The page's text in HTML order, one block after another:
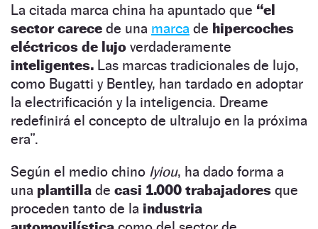
La citada marca china ha apuntado que “el
sector carece de una marca de hipercoches
eléctricos de lujo verdaderamente
inteligentes. Las marcas tradicionales de lujo,
como Bugatti y Bentley, han tardado en adoptar
la electrificación y la inteligencia. Dreame
redefinirá el concepto de ultralujo en la próxima
era”.
Según el medio chino Iyiou, ha dado forma a
una plantilla de casi 1.000 trabajadores que
proceden tanto de la industria